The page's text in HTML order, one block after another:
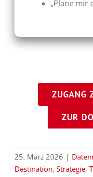
„Plane mir
ZUGANG
ZUR
25. März 2026 |
Destination, Strategie,